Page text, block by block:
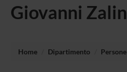
Giovanni Zalin
Home Dipartimento Persone